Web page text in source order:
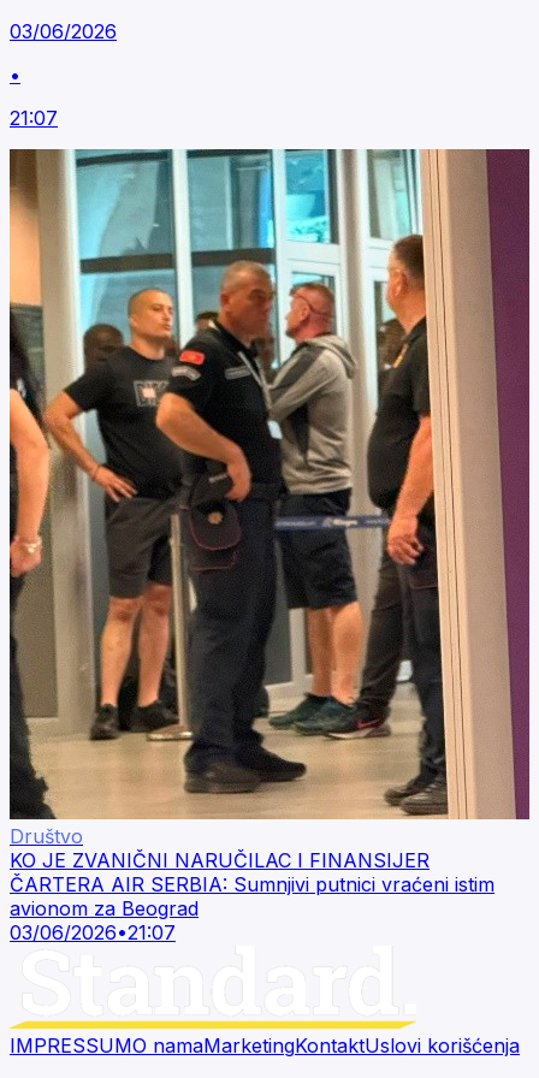
03/06/2026
•
21:07
Društvo
KO JE ZVANIČNI NARUČILAC I FINANSIJER
ČARTERA AIR SERBIA: Sumnjivi putnici vraćeni istim
avionom za Beograd
03/06/2026•21:07
IMPRESSUMO namaMarketingKontaktUslovi korišćenja